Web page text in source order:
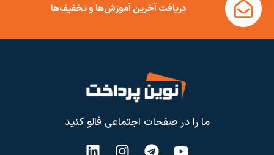
دریافت آخرین آموزش‌ها و تخفیف‌ها
ما را در صفحات اجتماعی فالو کنید